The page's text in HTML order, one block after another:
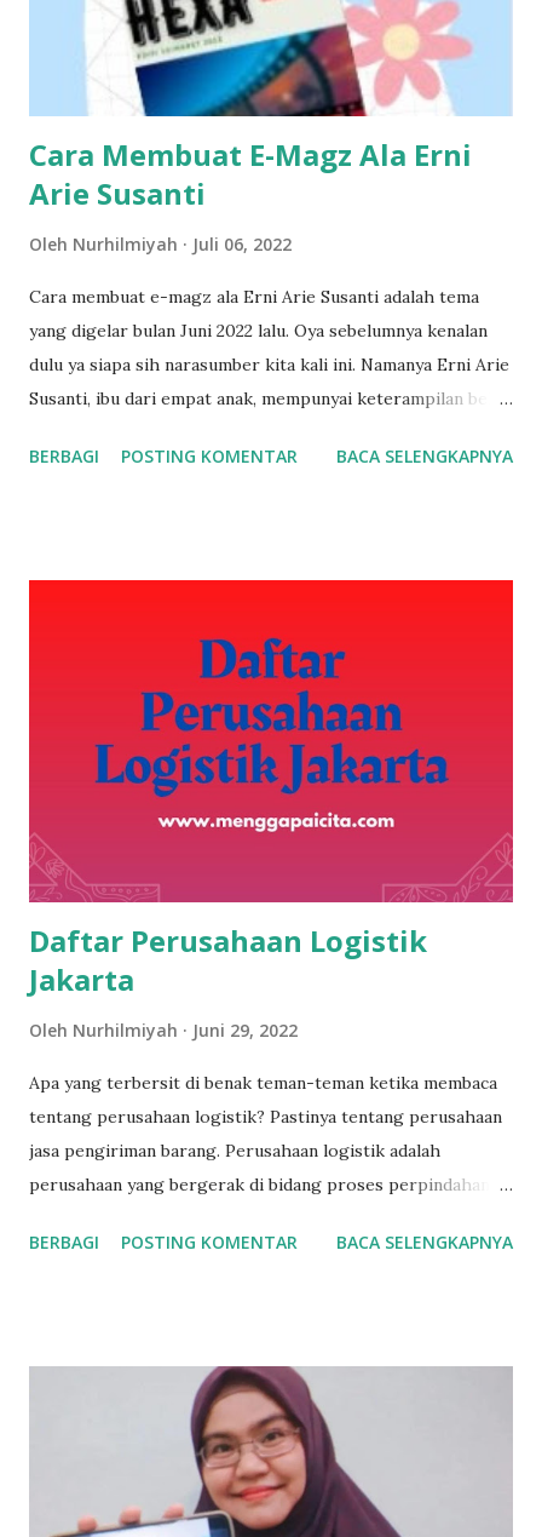
Uniswap Uniswap adalah proyek aset kripto terbesar
kedua di dunia berdasarkan market capitalization. D
iciptakan oleh Hayden Adams, yang terinspirasi untu...
Cara Membuat E-Magz Ala Erni
Arie Susanti
Oleh Nurhilmiyah Juli 06, 2022
Cara membuat e-magz ala Erni Arie Susanti adalah tema
yang digelar bulan Juni 2022 lalu. Oya sebelumnya kenalan
dulu ya siapa sih narasumber kita kali ini. Namanya Erni Arie
Susanti, ibu dari empat anak, mempunyai keterampilan bela
membawa anaknya ke mana-mana. Teh Erni berasal dari Ibu
elektronik adalah media publikasi yang memuat artikel,
gambar, video dan berbagai fitur lainnya yang dapat diakses
melalui internet. Di dunia digital saat ini, e-magz menjadi
media penting untuk pemasaran dan promosi dengan
potensi tanpa batas. Mengapa membuat e-Magz? Sebagai
perempuan tentunya menyukai keindahan, tampilan yang
berwarna-warni sangat menarik pembaca untuk betah
berlama-lama membaca majalah digital ini. ...
BERBAGI POSTING KOMENTAR BACA SELENGKAPNYA
Daftar Perusahaan Logistik
Jakarta
Oleh Nurhilmiyah Juni 29, 2022
Apa yang terbersit di benak teman-teman ketika membaca
tentang perusahaan logistik? Pastinya tentang perusahaan
jasa pengiriman barang. Perusahaan logistik adalah
perusahaan yang bergerak di bidang proses perpindahan,
pengiriman hingga ke pelanggan akhir, yang semuanya
Sinar Baru Logistik, dan Logistik One Solution. Tentunya
pelanggan akan memilih yang profesional, amanah dengan
harga terbaik. Peusahaann logistik apa lagi kalau bukan
Insan Cargo. Tentang Kargo Jakarta KargoJakarta.com
adalah prusahaan jasa pengiriman barang di bawah naungan
BERBAGI POSTING KOMENTAR BACA SELENGKAPNYA